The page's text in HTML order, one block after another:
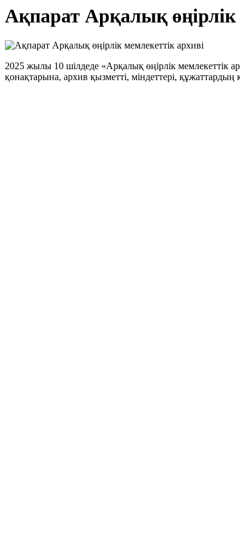
Ақпарат Арқалық өңірлік
2025 жылы 10 шілдеде «Арқалық өңірлік мемлекеттік
қонақтарына, архив қызметті, міндеттері,